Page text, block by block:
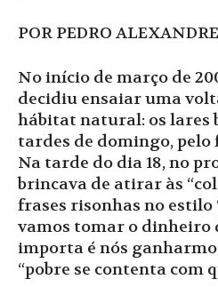
POR PEDRO
No início de março de
decidiu ensaiar uma
hábitat natural: os lares
tardes de domingo, pelo
Na tarde do dia 18, no
brincava de atirar às
frases risonhas no estilo
vamos tomar o dinheiro
importa é nós
“pobre se contenta com